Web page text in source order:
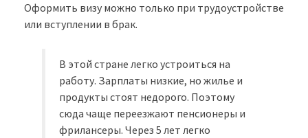
Оформить визу можно только при трудоустройстве
или вступлении в брак.
В этой стране легко устроиться на
работу. Зарплаты низкие, но жилье и
продукты стоят недорого. Поэтому
сюда чаще переезжают пенсионеры и
фрилансеры. Через 5 лет легко